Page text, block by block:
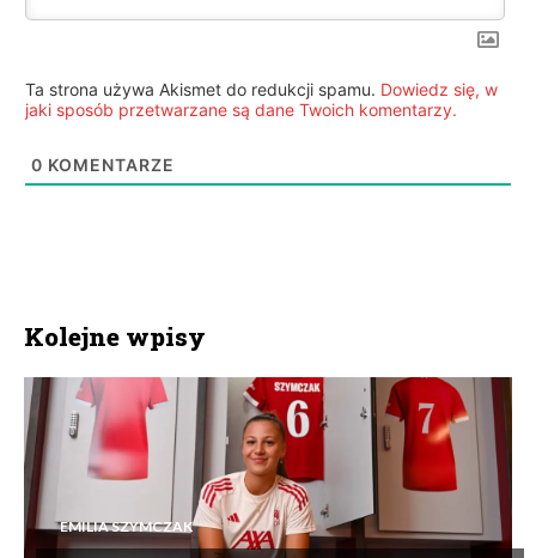
Ta strona używa Akismet do redukcji spamu. Dowiedz się, w
jaki sposób przetwarzane są dane Twoich komentarzy.
0 KOMENTARZE
Kolejne wpisy
EMILIA SZYMCZAK